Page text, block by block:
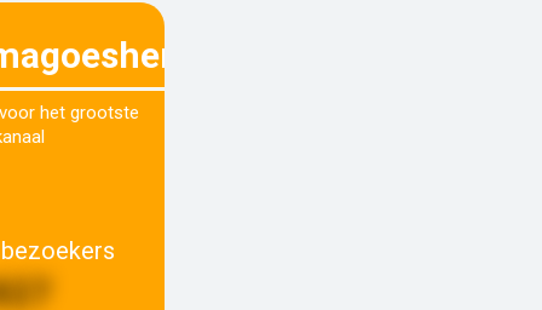
het grootste